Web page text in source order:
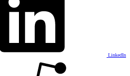
LinkedIn